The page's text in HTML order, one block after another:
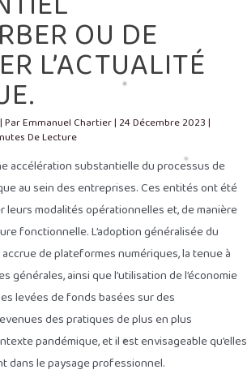
OU DE
L’ACTUALITÉ
| ParEmmanuel Chartier| 24 Décembre 2023|
De Lecture
accélération substantielle du processus de
au sein des entreprises. Ces entités ont été
modalités opérationnelles et, de manière
fonctionnelle. L’adoption généralisée du
de plateformes numériques, la tenue à
générales, ainsi que l’utilisation de l’économie
levées de fonds basées sur des
des pratiques de plus en plus
pandémique, et il est envisageable qu’elles
dans le paysage professionnel.